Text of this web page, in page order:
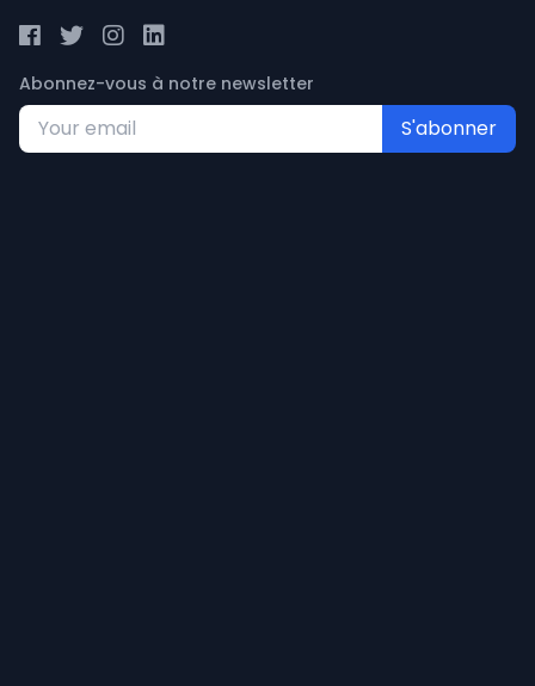
Abonnez-vous à notre newsletter
S'abonner